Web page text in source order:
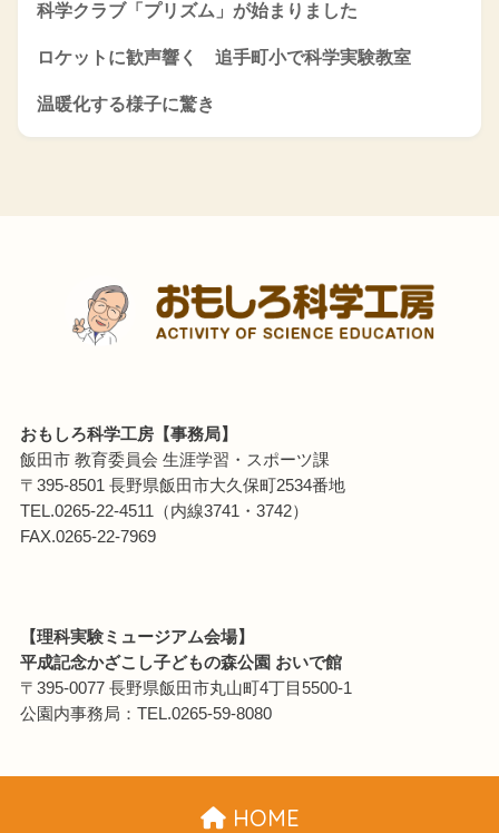
科学クラブ「プリズム」が始まりました
ロケットに歓声響く 追手町小で科学実験教室
温暖化する様子に驚き
おもしろ科学工房【事務局】
飯田市 教育委員会 生涯学習・スポーツ課
〒395-8501 長野県飯田市大久保町2534番地
TEL.0265-22-4511（内線3741・3742）
FAX.0265-22-7969
【理科実験ミュージアム会場】
平成記念かざこし子どもの森公園 おいで館
〒395-0077 長野県飯田市丸山町4丁目5500-1
公園内事務局：TEL.0265-59-8080
HOME